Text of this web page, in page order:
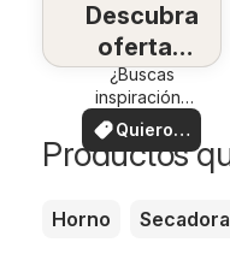
Descubra
ofertas
en su
zona
¿Buscas
inspiración?
¡Mira las
ofertas en tu
zona!
Quiero
ver
Productos
Horno Secadora